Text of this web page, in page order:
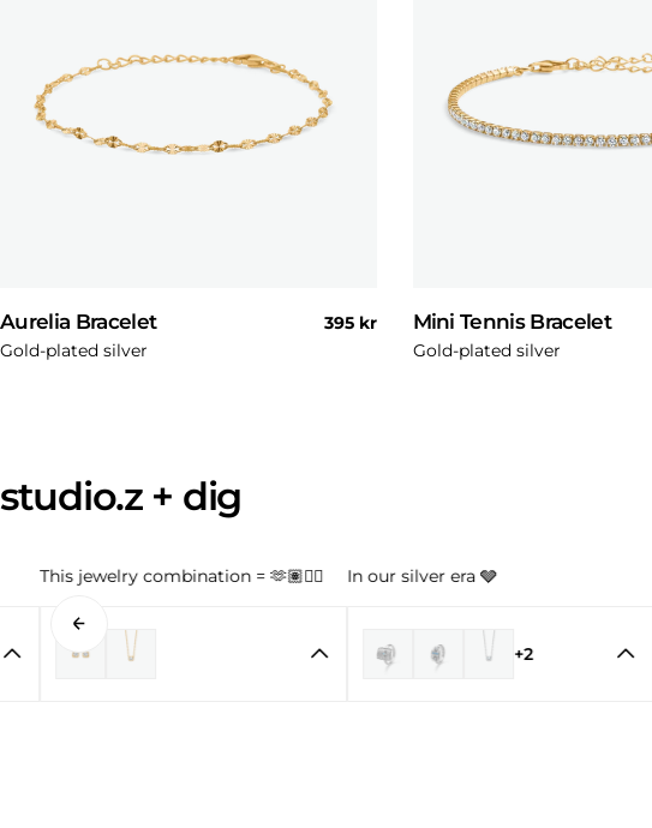
Aurelia Bracelet
Regular
395 kr
Gold-plated silver
Mini Tennis Bracelet
Gold-plated silver
studio.z + dig
This jewelry combination = 🫶🏽👌🏼 In our silver era 🩶
+2